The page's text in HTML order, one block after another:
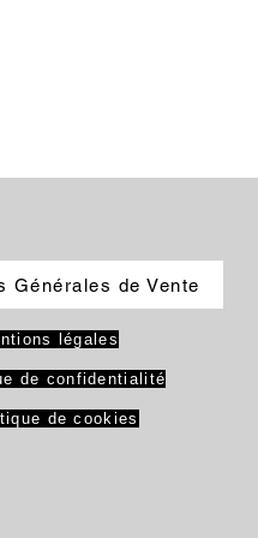
Générales de Vente
légales
de confidentialité
de cookies